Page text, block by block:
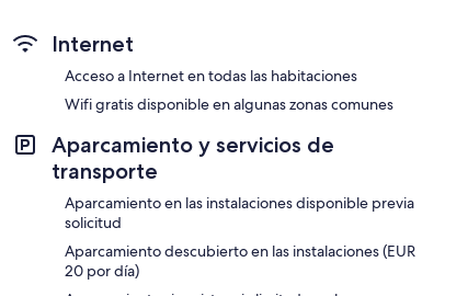
Internet
Acceso a Internet en todas las habitaciones
Wifi gratis disponible en algunas zonas comunes
Aparcamiento y servicios de
transporte
Aparcamiento en las instalaciones disponible previa
solicitud
Aparcamiento descubierto en las instalaciones (EUR
20 por día)